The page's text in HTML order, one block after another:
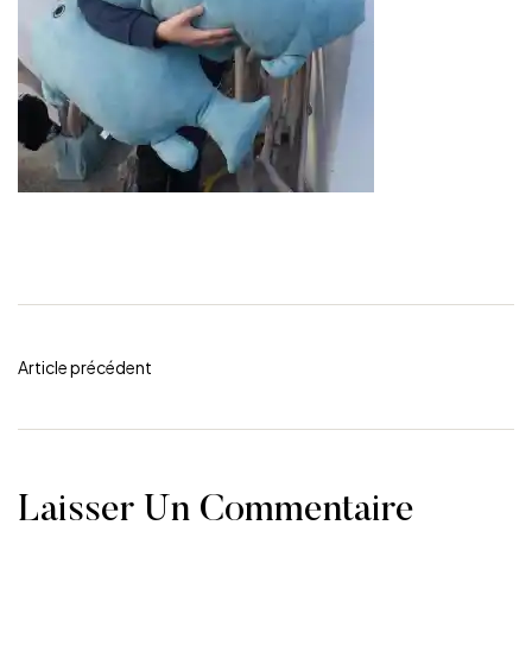
Article précédent
Laisser Un Commentaire